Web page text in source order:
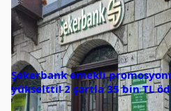
Şekerbank emekli
yükseltti! 2 şartla 35 bin TL